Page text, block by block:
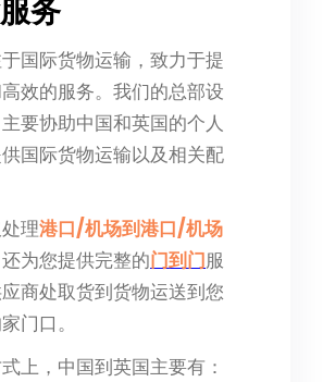
务
国际货物运输，致力于提
效的服务。我们的总部设
要协助中国和英国的个人
国际货物运输以及相关配
理港口/机场到港口/机场
为您提供完整的门到门服
商处取货到货物运送到您
门口。
上，中国到英国主要有：